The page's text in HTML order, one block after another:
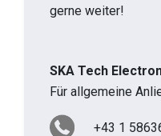
gerne weiter!
SKA Tech
Für allgemeine
+43 1